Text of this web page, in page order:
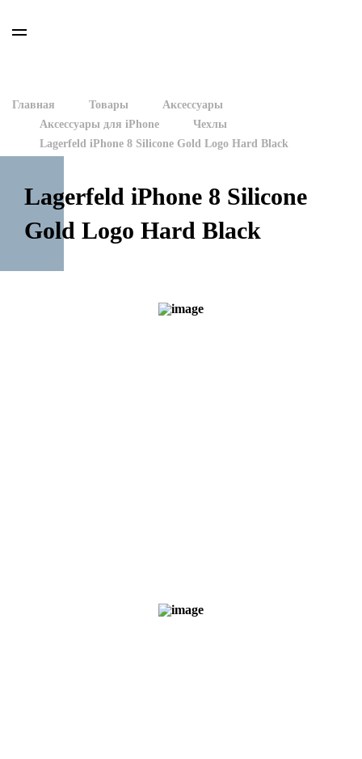
Главная Товары
Аксессуары
Аксессуары для iPhone
Чехлы
Lagerfeld iPhone 8 Silicone Gold Logo Hard Black
Lagerfeld iPhone 8 Silicone
Gold Logo Hard Black